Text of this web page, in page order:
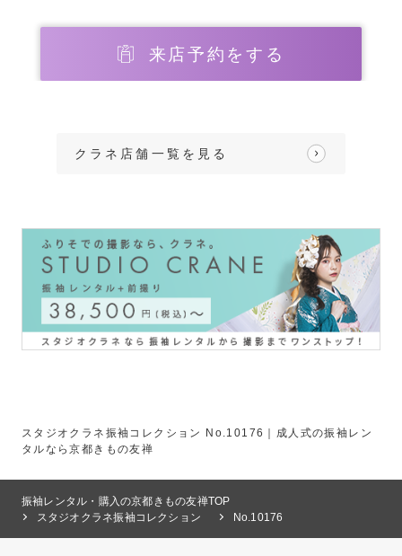
来店予約をする
クラネ店舗一覧を見る
スタジオクラネ振袖コレクション No.10176｜成人式の振袖レン
タルなら京都きもの友禅
振袖レンタル・購入の京都きもの友禅TOP
スタジオクラネ振袖コレクション
No.10176